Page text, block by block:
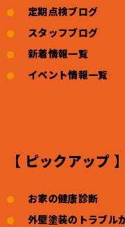
定期点検ブログ
スタッフブログ
新着情報一覧
イベント情報一覧
【 ピックアップ 】
お家の健康診断
外壁塗装のトラブル